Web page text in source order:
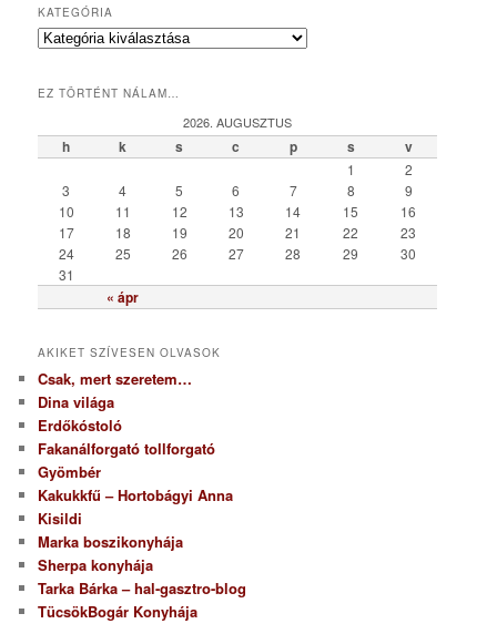
KATEGÓRIA
K
e
ó
r
EZ TÖRTÉNT NÁLAM…
2026. AUGUSZTUS
h k s c p s v
« ápr
1
2
3
4 5 6 7 8
9
10
11 12 13 14 15
16
17
18 19 20 21 22
23
24
25 26 27 28 29
30
31
AKIKET SZÍVESEN OLVASOK
Csak, mert szeretem…
Dina világa
Erdőkóstoló
Fakanálforgató tollforgató
Gyömbér
Kakukkfű – Hortobágyi Anna
Kisildi
Marka boszikonyhája
Sherpa konyhája
Tarka Bárka – hal-gasztro-blog
TücsökBogár Konyhája